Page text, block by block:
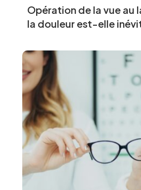
Opération de la vue au
la douleur est-elle